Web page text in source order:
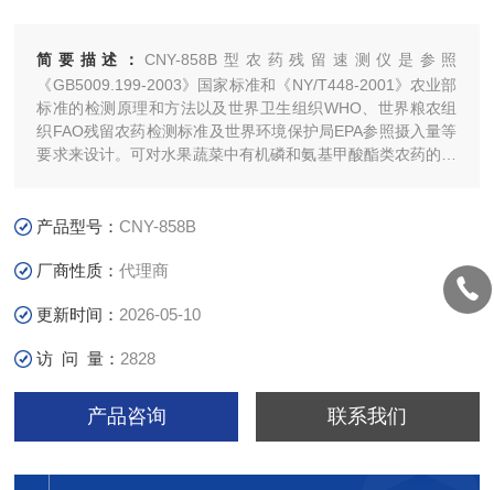
简要描述：CNY-858B型农药残留速测仪是参照
《GB5009.199-2003》国家标准和《NY/T448-2001》农业部
标准的检测原理和方法以及世界卫生组织WHO、世界粮农组
织FAO残留农药检测标准及世界环境保护局EPA参照摄入量等
要求来设计。可对水果蔬菜中有机磷和氨基甲酸酯类农药的含
地、食堂等单
产品型号：CNY-858B
厂商性质：代理商
更新时间： 2026-05-10
访 问 量： 2828
产品咨询 联系我们